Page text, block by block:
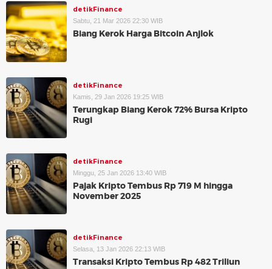
detikFinance
Sabtu, 21 Mar 2026 22:30 WIB
Biang Kerok Harga Bitcoin Anjlok
detikFinance
Kamis, 29 Jan 2026 19:25 WIB
Terungkap Biang Kerok 72% Bursa Kripto
Rugi
detikFinance
Minggu, 25 Jan 2026 13:40 WIB
Pajak Kripto Tembus Rp 719 M hingga
November 2025
detikFinance
Selasa, 13 Jan 2026 22:13 WIB
Transaksi Kripto Tembus Rp 482 Triliun